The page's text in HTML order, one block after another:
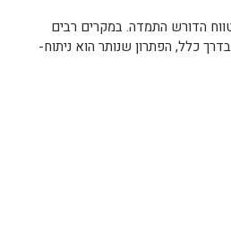
הדורש התמדה. במקרים רבים
כלל, הפתרון שנותר הוא ניתוח-